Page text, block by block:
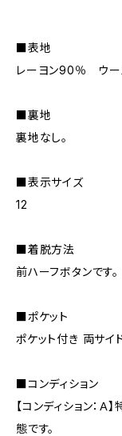
■表地
レーヨン90％ ウー
■裏地
裏地なし。
■表示サイズ
12
■着脱方法
前ハーフボタンです。
■ポケット
ポケット付き 両サイ
■コンディション
【コンディション：
態です。